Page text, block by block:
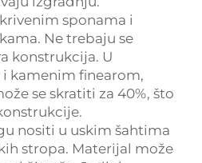
sponama i
Ne trebaju se
konstrukcija. U
kamenim finearom,
se skratiti za 40%, što
nositi u uskim šahtima
stropa. Materijal može